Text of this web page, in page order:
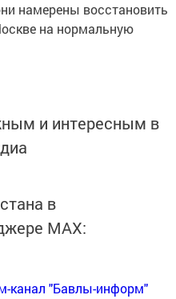
намерены восстановить
на нормальную
и интересным в
в
MАХ:
канал "Бавлы-информ"